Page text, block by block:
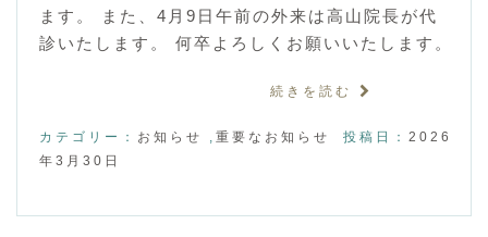
ます。 また、4月9日午前の外来は高山院長が代
診いたします。 何卒よろしくお願いいたします。
続きを読む
カテゴリー： お知らせ , 重要なお知らせ 投稿日： 2026
年3月30日